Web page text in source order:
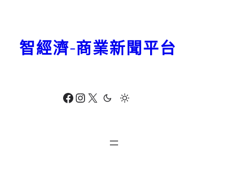
Facebook Instagram X
智經濟-商業新聞平台